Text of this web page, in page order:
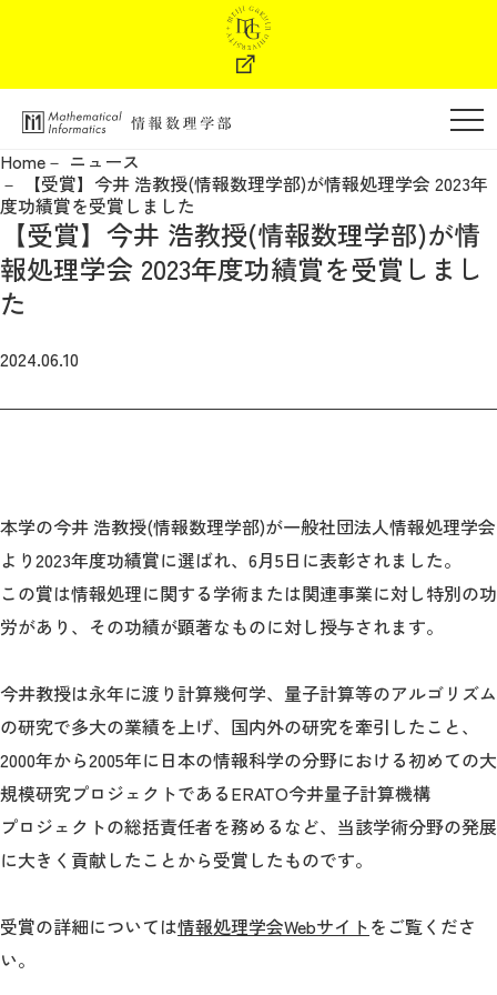
STORIES ニュース
よくあるご質問 サイトマップ
アクセス お問い合わせ
学部の特色
学部長メッセージ
教育・カリキュラム
入試情報
情報数理科学研究所
Home
ニュース
【受賞】今井 浩教授(情報数理学部)が情報処理学会 2023年
度功績賞を受賞しました
【受賞】今井 浩教授(情報数理学部)が情
報処理学会 2023年度功績賞を受賞しまし
た
2024.06.10
本学の今井 浩教授(情報数理学部)が一般社団法人情報処理学会
より2023年度功績賞に選ばれ、6月5日に表彰されました。
この賞は情報処理に関する学術または関連事業に対し特別の功
労があり、その功績が顕著なものに対し授与されます。
今井教授は永年に渡り計算幾何学、量子計算等のアルゴリズム
の研究で多大の業績を上げ、国内外の研究を牽引したこと、
2000年から2005年に日本の情報科学の分野における初めての大
規模研究プロジェクトであるERATO今井量子計算機構
プロジェクトの総括責任者を務めるなど、当該学術分野の発展
に大きく貢献したことから受賞したものです。
受賞の詳細については情報処理学会Webサイトをご覧くださ
い。